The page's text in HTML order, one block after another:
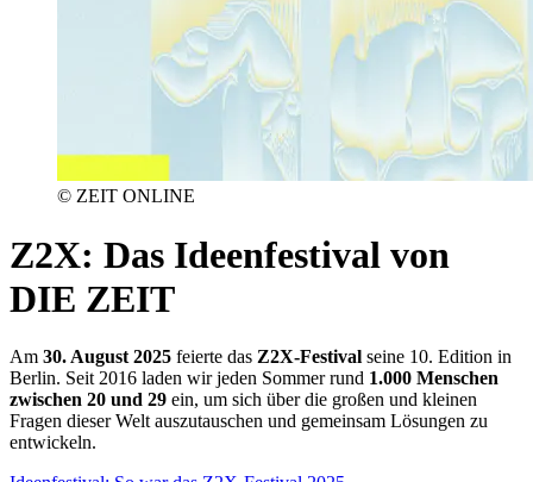
© ZEIT ONLINE
Z2X: Das Ideenfestival von
DIE ZEIT
Am 30. August 2025 feierte das Z2X-Festival seine 10. Edition in
Berlin. Seit 2016 laden wir jeden Sommer rund 1.000 Menschen
zwischen 20 und 29 ein, um sich über die großen und kleinen
Fragen dieser Welt auszutauschen und gemeinsam Lösungen zu
entwickeln.